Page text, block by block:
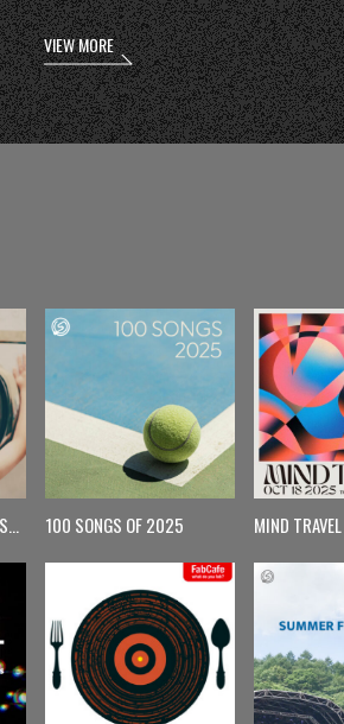
VIEW MORE
【月曜更新】Monday Spin 100 SONGS OF 2025 MIND TRAVEL